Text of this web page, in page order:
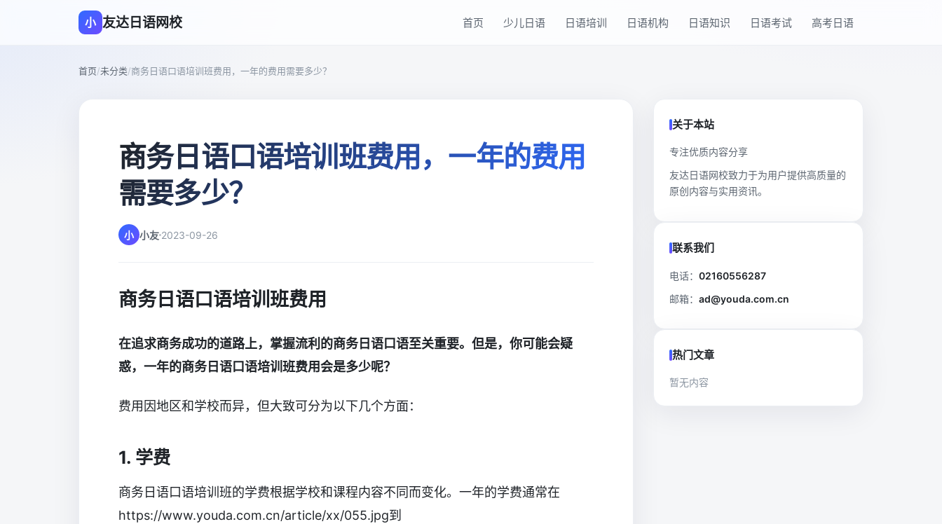
小 友达日语网校 首页 少儿日语 日语培训 日语机构 日语知识 日语考试 高考日语
首页/未分类/商务日语口语培训班费用，一年的费用需要多少？
商务日语口语培训班费用，一年的费用
需要多少？
小 小友 2023-09-26
商务日语口语培训班费用
在追求商务成功的道路上，掌握流利的商务日语口语至关重要。但是，你可能会疑
惑，一年的商务日语口语培训班费用会是多少呢？
费用因地区和学校而异，但大致可分为以下几个方面：
1. 学费
商务日语口语培训班的学费根据学校和课程内容不同而变化。一年的学费通常在
https://www.youda.com.cn/article/xx/055.jpg到
关于本站
专注优质内容分享
友达日语网校致力于为用户提供高质量的
原创内容与实用资讯。
联系我们
电话： 02160556287
邮箱： ad@youda.com.cn
热门文章
暂无内容